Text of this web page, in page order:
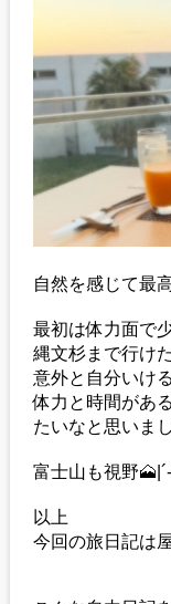
自然を感じて最
最初は体力面で
縄文杉まで行け
意外と自分いけ
体力と時間があ
たいなと思いま
富士山も視野
以上
今回の旅日記は